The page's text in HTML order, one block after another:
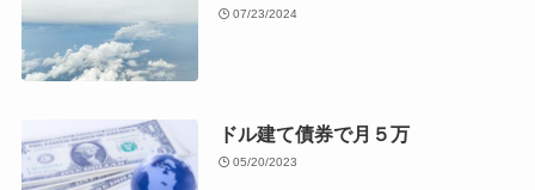
07/23/2024
ドル建て債券で月５万
05/20/2023